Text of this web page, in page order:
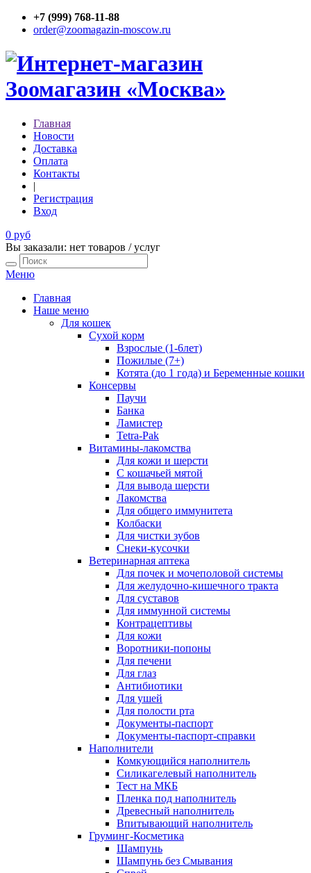
+7 (999) 768-11-88
order@zoomagazin-moscow.ru
Главная
Новости
Доставка
Оплата
Контакты
|
Регистрация
Вход
0 руб
Вы заказали: нет товаров / услуг
Меню
Главная
Наше меню
Для кошек
Сухой корм
Взрослые (1-6лет)
Пожилые (7+)
Котята (до 1 года) и Беременные кошки
Консервы
Паучи
Банка
Ламистер
Tetra-Pak
Витамины-лакомства
Для кожи и шерсти
С кошачьей мятой
Для вывода шерсти
Лакомства
Для общего иммунитета
Колбаски
Для чистки зубов
Снеки-кусочки
Ветеринарная аптека
Для почек и мочеполовой системы
Для желудочно-кишечного тракта
Для суставов
Для иммунной системы
Контрацептивы
Для кожи
Воротники-попоны
Для печени
Для глаз
Антибиотики
Для ушей
Для полости рта
Документы-паспорт
Документы-паспорт-справки
Наполнители
Комкующийся наполнитель
Силикагелевый наполнитель
Тест на МКБ
Пленка под наполнитель
Древесный наполнитель
Впитывающий наполнитель
Груминг-Косметика
Шампунь
Шампунь без Смывания